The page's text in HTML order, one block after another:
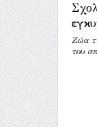
Ζώα
του